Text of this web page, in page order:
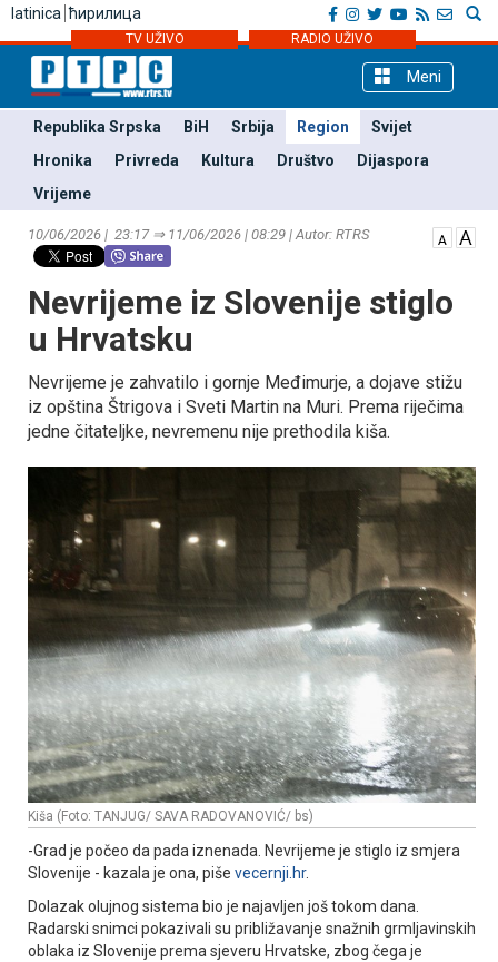
latinica ћирилица
TV UŽIVO RADIO UŽIVO
Meni
Republika Srpska BiH Srbija Region
Svijet
Hronika
Privreda Kultura Društvo
Dijaspora
Vrijeme
10/06/2026 | 23:17 ⇒ 11/06/2026 | 08:29 | Autor: RTRS
Nevrijeme iz Slovenije stiglo
u Hrvatsku
Nevrijeme je zahvatilo i gornje Međimurje, a dojave stižu
iz opština Štrigova i Sveti Martin na Muri. Prema riječima
jedne čitateljke, nevremenu nije prethodila kiša.
Kiša (Foto: TANJUG/ SAVA RADOVANOVIĆ/ bs)
-Grad je počeo da pada iznenada. Nevrijeme je stiglo iz smjera
Slovenije - kazala je ona, piše vecernji.hr.
Dolazak olujnog sistema bio je najavljen još tokom dana.
Radarski snimci pokazivali su približavanje snažnih grmljavinskih
oblaka iz Slovenije prema sjeveru Hrvatske, zbog čega je